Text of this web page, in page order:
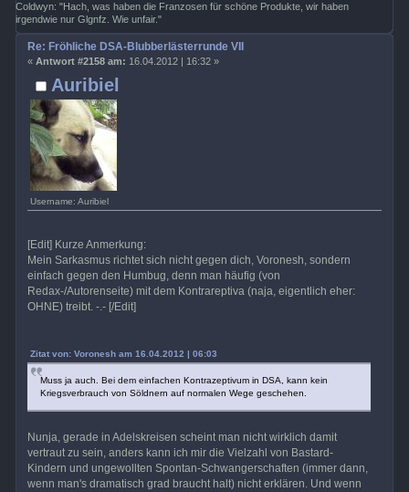
Coldwyn: "Hach, was haben die Franzosen für schöne Produkte, wir haben
irgendwie nur Glgnfz. Wie unfair."
Auribiel
Username: Auribiel
Re: Fröhliche DSA-Blubberlästerrunde VII
« Antwort #2158 am: 16.04.2012 | 16:32 »
[Edit] Kurze Anmerkung:
Mein Sarkasmus richtet sich nicht gegen dich, Voronesh, sondern
einfach gegen den Humbug, denn man häufig (von
Redax-/Autorenseite) mit dem Kontrareptiva (naja, eigentlich eher:
OHNE) treibt. -.- [/Edit]
Zitat von: Voronesh am 16.04.2012 | 06:03
Muss ja auch. Bei dem einfachen Kontrazeptivum in DSA, kann kein
Kriegsverbrauch von Söldnern auf normalen Wege geschehen.
Nunja, gerade in Adelskreisen scheint man nicht wirklich damit
vertraut zu sein, anders kann ich mir die Vielzahl von Bastard-
Kindern und ungewollten Spontan-Schwangerschaften (immer dann,
wenn man's dramatisch grad braucht halt) nicht erklären. Und wenn